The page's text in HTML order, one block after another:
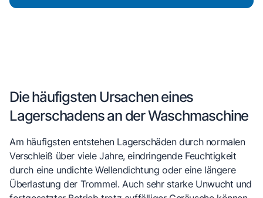
Die häufigsten Ursachen eines
Lagerschadens an der Waschmaschine
Am häufigsten entstehen Lagerschäden durch normalen
Verschleiß über viele Jahre, eindringende Feuchtigkeit
durch eine undichte Wellendichtung oder eine längere
Überlastung der Trommel. Auch sehr starke Unwucht und